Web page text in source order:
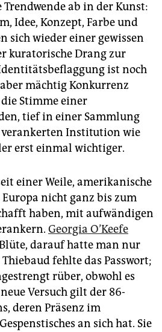
Trendwende ab in der Kunst:
Idee, Konzept, Farbe und
sich wieder einer gewissen
kuratorische Drang zur
ist noch
mächtig Konkurrenz
Stimme einer
tief in einer Sammlung
Institution wie
erst einmal wichtiger.
einer Weile, amerikanische
nicht ganz bis zum
haben, mit aufwändigen
Georgia O’Keefe
darauf hatte man nur
fehlte das Passwort;
rüber, obwohl es
Versuch gilt der 86-
deren Präsenz im
an sich hat. Sie